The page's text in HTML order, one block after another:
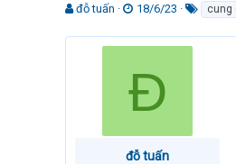
T
r
đỗ tuấn
N
à
g
ử
i
18/6/23
k
cung
Đ
đỗ tuấn